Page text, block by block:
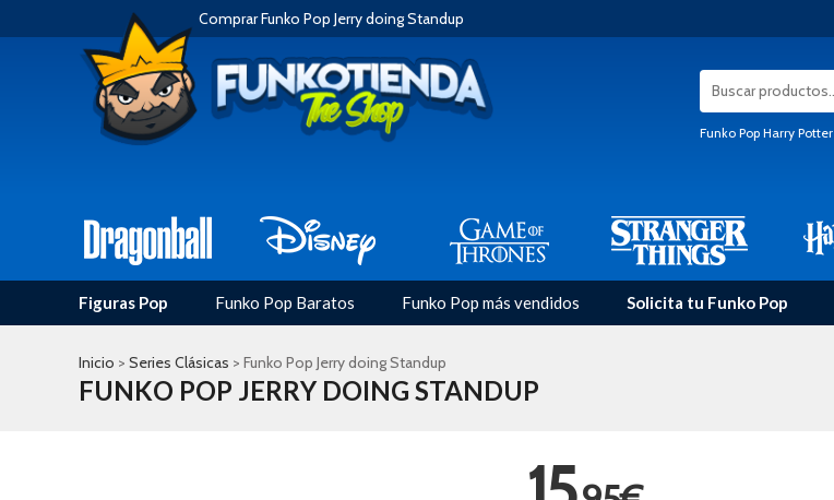
Comprar Funko Pop Jerry doing Standup
Funko Pop Harry Potter
Figuras Pop Funko Pop Baratos Funko Pop más vendidos Solicita tu Funko Pop
Inicio > Series Clásicas > Funko Pop Jerry doing Standup
FUNKO POP JERRY DOING STANDUP